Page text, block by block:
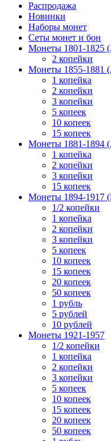
Распродажа
Новинки
Наборы монет
Сеты монет и бон
Монеты 1801-1825
2 копейки
Монеты 1855-1881
1 копейка
2 копейки
3 копейки
5 копеек
10 копеек
15 копеек
Монеты 1881-1894
1 копейка
2 копейки
3 копейки
15 копеек
Монеты 1894-1917
1/2 копейки
1 копейка
2 копейки
3 копейки
5 копеек
10 копеек
15 копеек
20 копеек
50 копеек
1 рубль
5 рублей
10 рублей
Монеты 1921-1957
1/2 копейки
1 копейка
2 копейки
3 копейки
5 копеек
10 копеек
15 копеек
20 копеек
50 копеек